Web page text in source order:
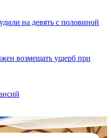
на девять с половиной
возмещать ущерб при